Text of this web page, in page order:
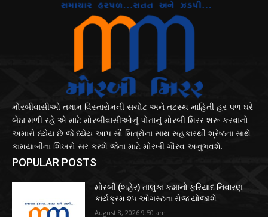
મોરબીવાસીઓ તમામ વિસ્તારોમની સચોટ અને તટસ્થ માહિતી હર પળ ઘરે
બેઠા મળી રહે એ માટે મોરબીવાસીઓનું પોતાનું મોરબી મિરર શરૂ કરવાનો
અમારો ધ્યેય છે જે ધ્યેય આપ સૌ મિત્રોના સાથ સહકારથી શ્રેષ્ઠતા સાથે
કામયાબીના શિખરો સર કરશે જેના માટે મોરબી ગૌરવ અનુભવશે.
POPULAR POSTS
મોરબી (શહેર) તાલુકા કક્ષાનો ફરિયાદ નિવારણ
કાર્યક્રમ ૨૫ ઓગસ્ટના રોજ યોજાશે
August 8, 2026 9:50 am